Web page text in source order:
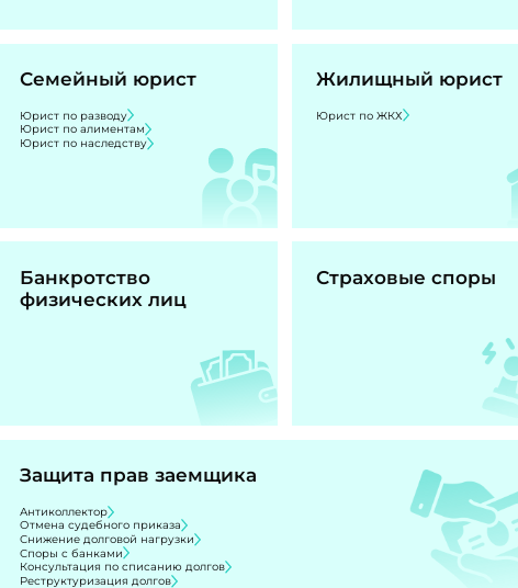
Семейный юрист
Юрист по разводу
Юрист по алиментам
Юрист по наследству
Жилищный юрист
Юрист по ЖКХ
Банкротство
физических лиц
Страховые споры
Защита прав заемщика
Антиколлектор
Отмена судебного приказа
Снижение долговой нагрузки
Споры с банками
Консультация по списанию долгов
Реструктуризация долгов